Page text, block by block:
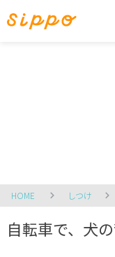
HOME しつけ
自転車で、犬